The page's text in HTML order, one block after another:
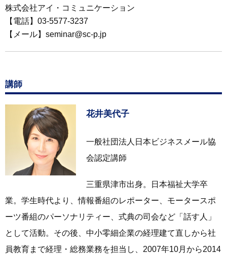
株式会社アイ・コミュニケーション
【電話】03-5577-3237
【メール】seminar@sc-p.jp
講師
花井美代子
一般社団法人日本ビジネスメール協
会認定講師
三重県津市出身。日本福祉大学卒
業。学生時代より、情報番組のレポーター、モータースポ
ーツ番組のパーソナリティー、式典の司会など「話す人」
として活動。その後、中小零細企業の経理建て直しから社
員教育まで経理・総務業務を担当し、2007年10月から2014